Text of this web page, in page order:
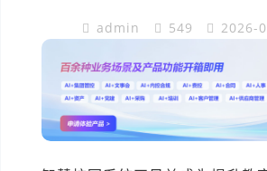
admin 549 2026-